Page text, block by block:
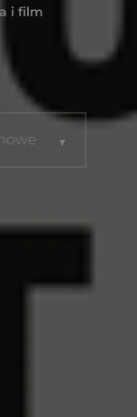
i film